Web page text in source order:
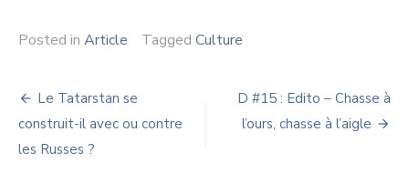
Posted in Article Tagged Culture
Navigation
de
l’article
Le Tatarstan se
construit-il avec ou contre
les Russes ?
D #15 : Edito – Chasse à
l’ours, chasse à l’aigle